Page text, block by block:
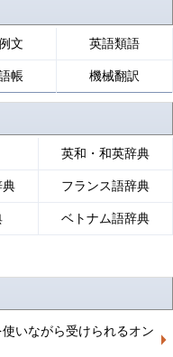
文 英語類語
帳 機械翻訳
英和・和英辞典
典 フランス語辞典
ベトナム語辞典
いながら受けられるオン